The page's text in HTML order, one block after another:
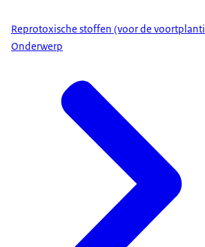
Reprotoxische stoffen (voor de
Onderwerp